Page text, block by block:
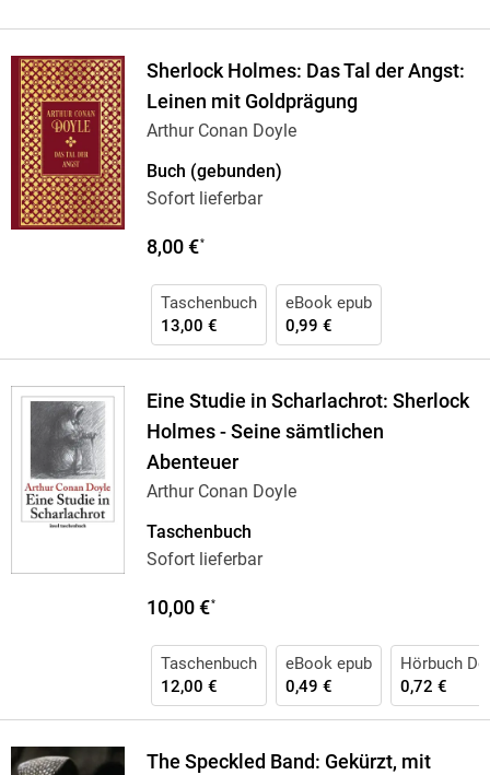
Sherlock Holmes: Das Tal der Angst:
Leinen mit Goldprägung
Arthur Conan Doyle
Buch (gebunden)
Sofort lieferbar
8,00 €*
Taschenbuch
13,00 €
eBook epub
0,99 €
Eine Studie in Scharlachrot: Sherlock
Holmes - Seine sämtlichen
Abenteuer
Arthur Conan Doyle
Taschenbuch
Sofort lieferbar
10,00 €*
Taschenbuch
12,00 €
eBook epub
0,49 €
Hörbuch
0,72 €
The Speckled Band: Gekürzt, mit